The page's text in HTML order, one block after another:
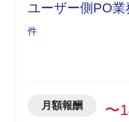
ユーザー側PO
件
月額報酬 〜